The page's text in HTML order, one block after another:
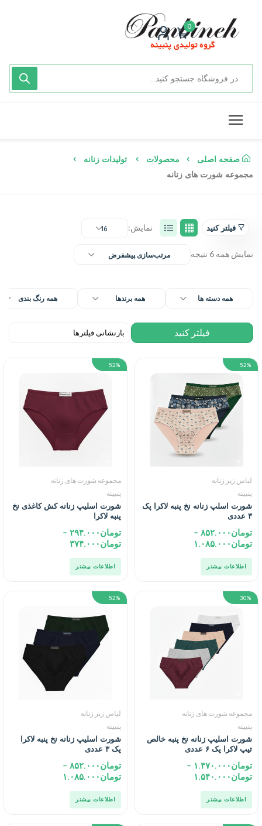
0
صفحه اصلی محصولات
تولیدات زنانه
مجموعه شورت های زنانه
فیلتر کنید نمایش: 16
نمایش همه 6 نتیجه مرتب‌سازی پیشفرض
همه دسته ها همه برندها همه رنگ بندی
52%
لباس زیر زنانه
پنبینه
شورت اسلپ زنانه نخ پنبه لاکرا پک
۳ عددی
تومان۸۵۲.۰۰۰ –
تومان۱.۰۸۵.۰۰۰
اطلاعات بیشتر
52%
مجموعه شورت های زنانه
پنبینه
شورت اسلیپ زنانه کش کاغذی نخ
پنبه لاکرا
تومان۲۹۴.۰۰۰ –
تومان۳۷۴.۰۰۰
اطلاعات بیشتر
30%
مجموعه شورت های زنانه
پنبینه
شورت اسلیپ زنانه نخ پنبه خالص
تیپ لاکرا پک ۶ عددی
تومان۱.۴۷۰.۰۰۰ –
تومان۱.۵۴۰.۰۰۰
اطلاعات بیشتر
52%
لباس زیر زنانه
پنبینه
شورت اسلیپ زنانه نخ پنبه لاکرا
پک ۳ عددی
تومان۸۵۲.۰۰۰ –
تومان۱.۰۸۵.۰۰۰
اطلاعات بیشتر